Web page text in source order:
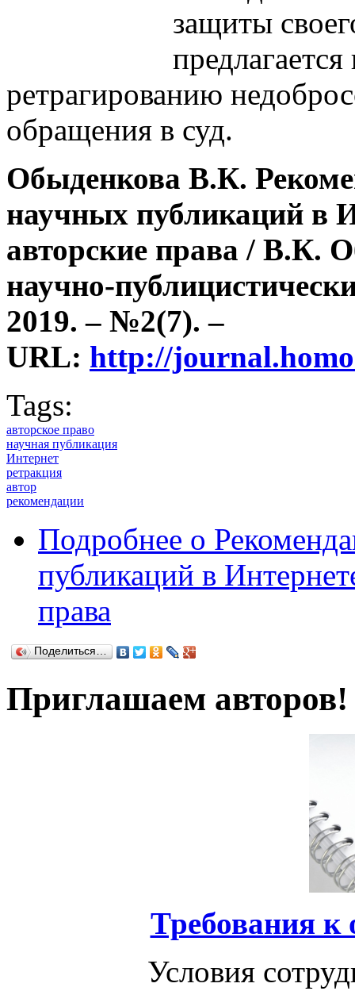
защиты
ретрагированию
обращения в суд.
Обыденкова В.К.
научных публикаций в
авторские права / В.К.
научно-
2019. – №2(7). –
URL: http://
Tags:
авторское право
научная публикация
Интернет
ретракция
автор
рекомендации
Подробнее о
публикаций в
права
Поделиться…
Приглашаем авторов!
Требования к
Условия